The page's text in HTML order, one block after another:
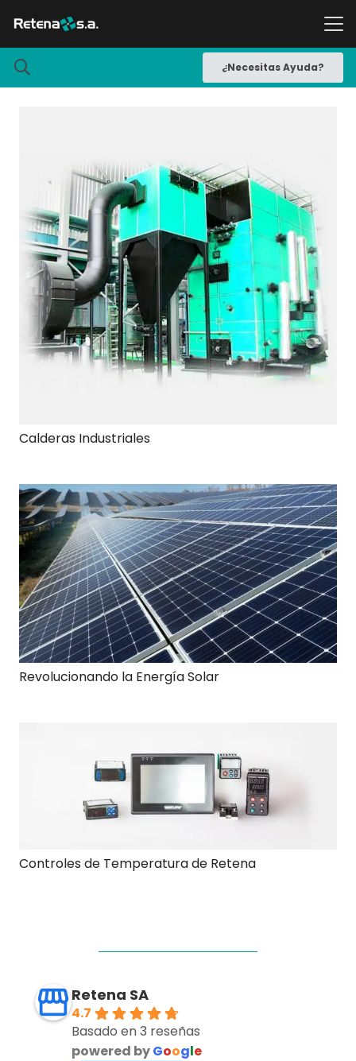
¿Necesitas Ayuda?
Calderas Industriales
Revolucionando la Energía Solar
Controles de Temperatura de Retena
Retena SA
4.7
Basado en 3 reseñas
powered byGoogle